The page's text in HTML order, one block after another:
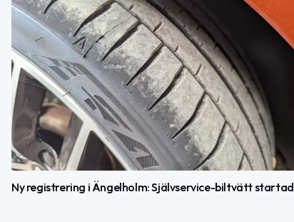
Ny registrering i Ängelholm: Självservice-biltvätt startad